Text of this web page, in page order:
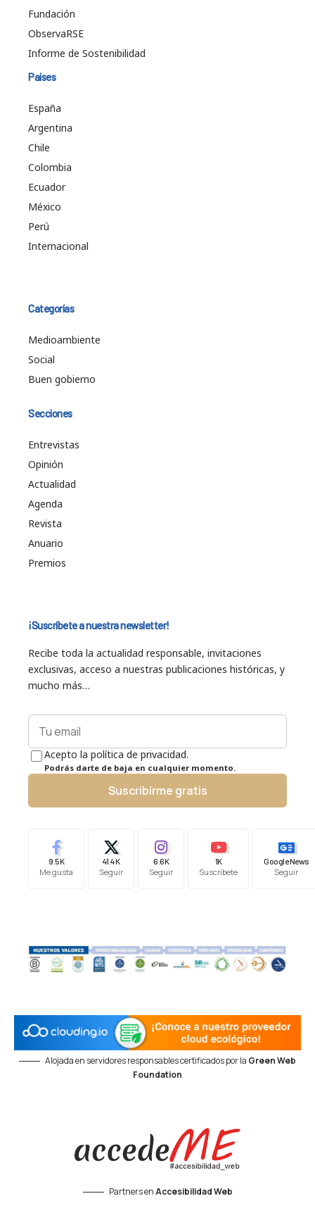
Fundación
ObservaRSE
Informe de Sostenibilidad
Países
España
Argentina
Chile
Colombia
Ecuador
México
Perú
Internacional
Categorías
Medioambiente
Social
Buen gobierno
Secciones
Entrevistas
Opinión
Actualidad
Agenda
Revista
Anuario
Premios
¡Suscríbete a nuestra newsletter!
Recibe toda la actualidad responsable, invitaciones
exclusivas, acceso a nuestras publicaciones históricas, y
mucho más…
Acepto la política de privacidad.
Podrás darte de baja en cualquier momento.
Suscribirme gratis
9.5K
Me gusta
41.4K
Seguir
6.6K
Seguir
1K
Suscríbete
Google News
Seguir
Alojada en servidores responsables certificados por la Green Web
Foundation
Partners enAccesibilidad Web